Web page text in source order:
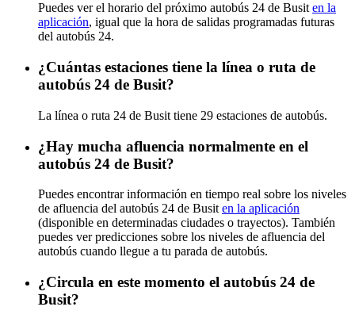
Puedes ver el horario del próximo autobús 24 de Busit en la
aplicación, igual que la hora de salidas programadas futuras
del autobús 24.
¿Cuántas estaciones tiene la línea o ruta de
autobús 24 de Busit?
La línea o ruta 24 de Busit tiene 29 estaciones de autobús.
¿Hay mucha afluencia normalmente en el
autobús 24 de Busit?
Puedes encontrar información en tiempo real sobre los niveles
de afluencia del autobús 24 de Busit en la aplicación
(disponible en determinadas ciudades o trayectos). También
puedes ver predicciones sobre los niveles de afluencia del
autobús cuando llegue a tu parada de autobús.
¿Circula en este momento el autobús 24 de
Busit?